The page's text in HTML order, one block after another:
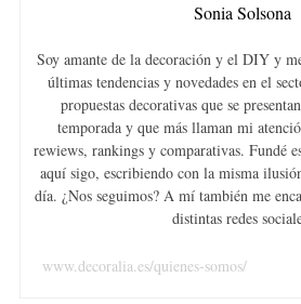
Sonia Solsona
Soy amante de la decoración y el DIY y
últimas tendencias y novedades en el
propuestas decorativas que se
temporada y que más llaman mi
rewiews, rankings y comparativas. Fundé
aquí sigo, escribiendo con la misma
día. ¿Nos seguimos? A mí también me
distintas redes
www.decoralia.es/quienes-somos/